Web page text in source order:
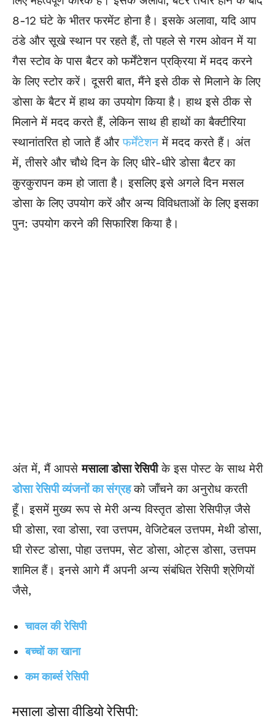
8-12 घंटे के भीतर फरमेंट होना है। इसके अलावा, यदि आप
ठंडे और सूखे स्थान पर रहते हैं, तो पहले से गरम ओवन में या
गैस स्टोव के पास बैटर को फर्मेंटेशन प्रक्रिया में मदद करने
के लिए स्टोर करें। दूसरी बात, मैंने इसे ठीक से मिलाने के लिए
डोसा के बैटर में हाथ का उपयोग किया है। हाथ इसे ठीक से
मिलाने में मदद करते हैं, लेकिन साथ ही हाथों का बैक्टीरिया
स्थानांतरित हो जाते हैं औरफर्मेंटेशन में मदद करते हैं। अंत
में, तीसरे और चौथे दिन के लिए धीरे-धीरे डोसा बैटर का
कुरकुरापन कम हो जाता है। इसलिए इसे अगले दिन मसल
डोसा के लिए उपयोग करें और अन्य विविधताओं के लिए इसका
पुन: उपयोग करने की सिफारिश किया है।
अंत में, मैं आपसेमसाला डोसा रेसिपीके इस पोस्ट के साथ मेरी
डोसा रेसिपी व्यंजनों का संग्रहको जाँचने का अनुरोध करती
हूँ। इसमें मुख्य रूप से मेरी अन्य विस्तृत डोसा रेसिपीज़ जैसे
घी डोसा, रवा डोसा, रवा उत्तपम, वेजिटेबल उत्तपम, मेथी डोसा,
घी रोस्ट डोसा, पोहा उत्तपम, सेट डोसा, ओट्स डोसा, उत्तपम
शामिल हैं। इनसे आगे मैं अपनी अन्य संबंधित रेसिपी श्रेणियों
जैसे,
चावल की रेसिपी
बच्चों का खाना
कम कार्ब्स रेसिपी
मसाला डोसा वीडियो रेसिपी: